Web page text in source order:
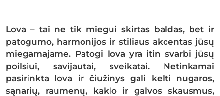
Lova – tai ne tik miegui skirtas baldas, bet ir
patogumo, harmonijos ir stiliaus akcentas jūsų
miegamajame. Patogi lova yra itin svarbi jūsų
poilsiui, savijautai, sveikatai. Netinkamai
pasirinkta lova ir čiužinys gali kelti nugaros,
sąnarių, raumenų, kaklo ir galvos skausmus,